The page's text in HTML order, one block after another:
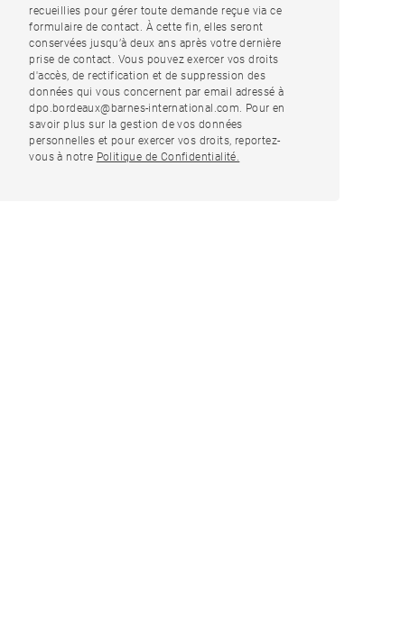
recueillies pour gérer toute demande reçue via ce
formulaire de contact. À cette fin, elles seront
conservées jusqu’à deux ans après votre dernière
prise de contact. Vous pouvez exercer vos droits
d'accès, de rectification et de suppression des
données qui vous concernent par email adressé à
dpo.bordeaux@barnes-international.com. Pour en
savoir plus sur la gestion de vos données
personnelles et pour exercer vos droits, reportez-
vous à notre Politique de Confidentialité.